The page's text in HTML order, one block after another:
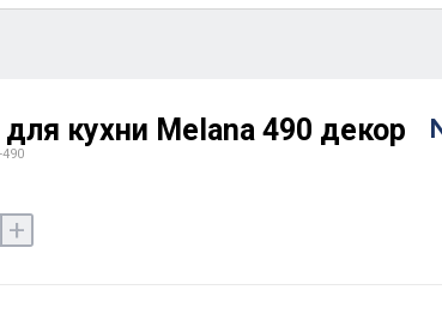
кухни Melana 490 декор
+